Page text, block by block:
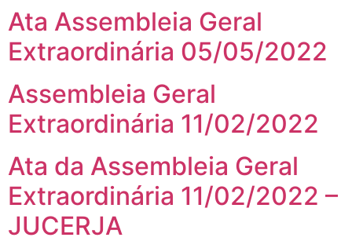
Ata Assembleia Geral
Extraordinária 05/05/2022
Assembleia Geral
Extraordinária 11/02/2022
Ata da Assembleia Geral
Extraordinária 11/02/2022 –
JUCERJA